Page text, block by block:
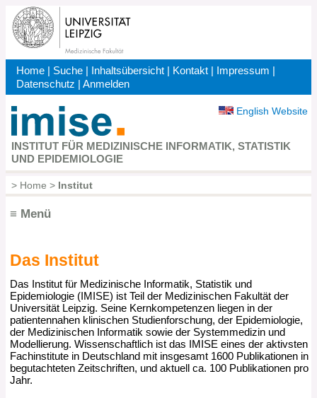
Direkt
zum
Inhalt
Kopfbereich
Home | Suche | Inhaltsübersicht | Kontakt | Impressum |
Datenschutz |Anmelden
English Website
INSTITUT FÜR MEDIZINISCHE INFORMATIK, STATISTIK
UND EPIDEMIOLOGIE
Pfadnavigation
> Home > Institut
≡ Menü
Hauptnavigation
Das Institut
Das Institut für Medizinische Informatik, Statistik und
Epidemiologie (IMISE) ist Teil der Medizinischen Fakultät der
Universität Leipzig. Seine Kernkompetenzen liegen in der
patientennahen klinischen Studienforschung, der Epidemiologie,
der Medizinischen Informatik sowie der Systemmedizin und
Modellierung. Wissenschaftlich ist das IMISE eines der aktivsten
Fachinstitute in Deutschland mit insgesamt 1600 Publikationen in
begutachteten Zeitschriften, und aktuell ca. 100 Publikationen pro
Jahr.